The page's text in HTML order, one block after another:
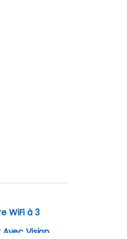
WiFi à 3
Vision